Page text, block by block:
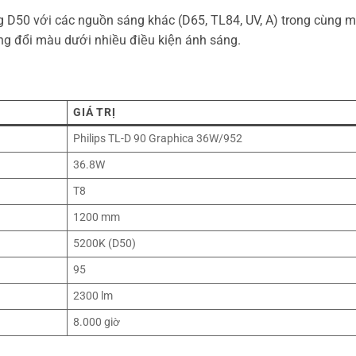
với các nguồn sáng khác (D65, TL84, UV, A) trong cùng
đổi màu dưới nhiều điều kiện ánh sáng.
GIÁ TRỊ
Philips TL-D 90 Graphica 36W/952
36.8W
T8
1200 mm
5200K (D50)
95
2300 lm
8.000 giờ